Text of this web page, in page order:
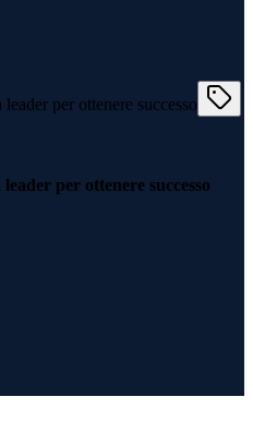
per ottenere successo